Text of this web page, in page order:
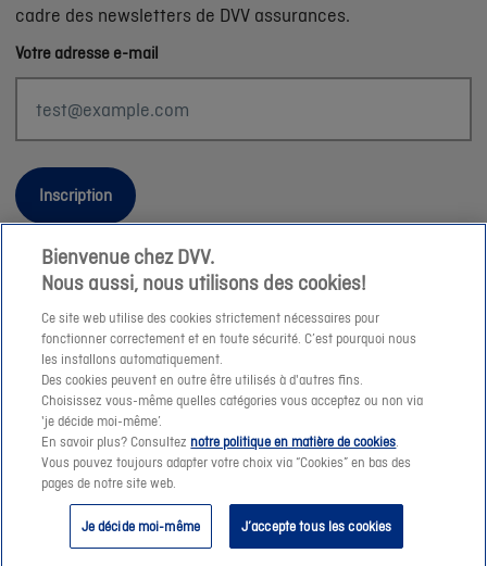
cadre des newsletters de DVV assurances.
Votre adresse e-mail
Inscription
Informations légales
Durabilité
Sitemap
Nos conseillers
Jobs
Bienvenue chez DVV.
Nous aussi, nous utilisons des cookies!
Ce site web utilise des cookies strictement nécessaires pour
fonctionner correctement et en toute sécurité. C’est pourquoi nous
les installons automatiquement.
Des cookies peuvent en outre être utilisés à d'autres fins.
Choisissez vous-même quelles catégories vous acceptez ou non via
'je décide moi-même’.
En savoir plus? Consultez notre politique en matière de cookies.
Vous pouvez toujours adapter votre choix via “Cookies” en bas des
pages de notre site web.
Je décide moi-même J’accepte tous les cookies